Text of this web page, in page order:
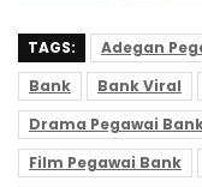
TAGS: Adegan
Bank
Bank Viral
Drama Pegawai
Film Pegawai Bank